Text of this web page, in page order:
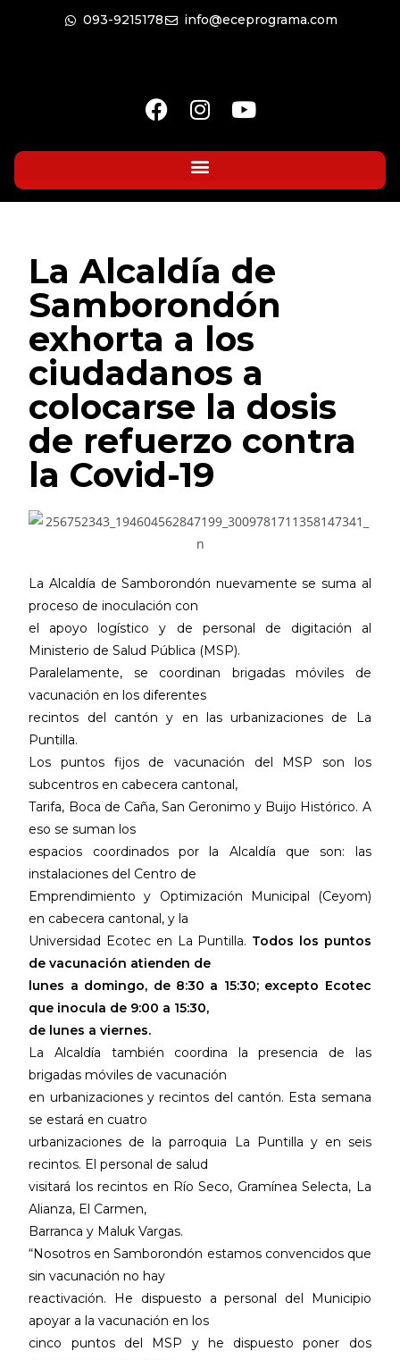
093-9215178 info@eceprograma.com
La Alcaldía de
Samborondón
exhorta a los
ciudadanos a
colocarse la dosis
de refuerzo contra
la Covid-19
La Alcaldía de Samborondón nuevamente se suma al
proceso de inoculación con
el apoyo logístico y de personal de digitación al
Ministerio de Salud Pública (MSP).
Paralelamente, se coordinan brigadas móviles de
vacunación en los diferentes
recintos del cantón y en las urbanizaciones de La
Puntilla.
Los puntos fijos de vacunación del MSP son los
subcentros en cabecera cantonal,
Tarifa, Boca de Caña, San Geronimo y Buijo Histórico. A
eso se suman los
espacios coordinados por la Alcaldía que son: las
instalaciones del Centro de
Emprendimiento y Optimización Municipal (Ceyom)
en cabecera cantonal, y la
Universidad Ecotec en La Puntilla. Todos los puntos
de vacunación atienden de
lunes a domingo, de 8:30 a 15:30; excepto Ecotec
que inocula de 9:00 a 15:30,
de lunes a viernes.
La Alcaldía también coordina la presencia de las
brigadas móviles de vacunación
en urbanizaciones y recintos del cantón. Esta semana
se estará en cuatro
urbanizaciones de la parroquia La Puntilla y en seis
recintos. El personal de salud
visitará los recintos en Río Seco, Gramínea Selecta, La
Alianza, El Carmen,
Barranca y Maluk Vargas.
“Nosotros en Samborondón estamos convencidos que
sin vacunación no hay
reactivación. He dispuesto a personal del Municipio
apoyar a la vacunación en los
cinco puntos del MSP y he dispuesto poner dos